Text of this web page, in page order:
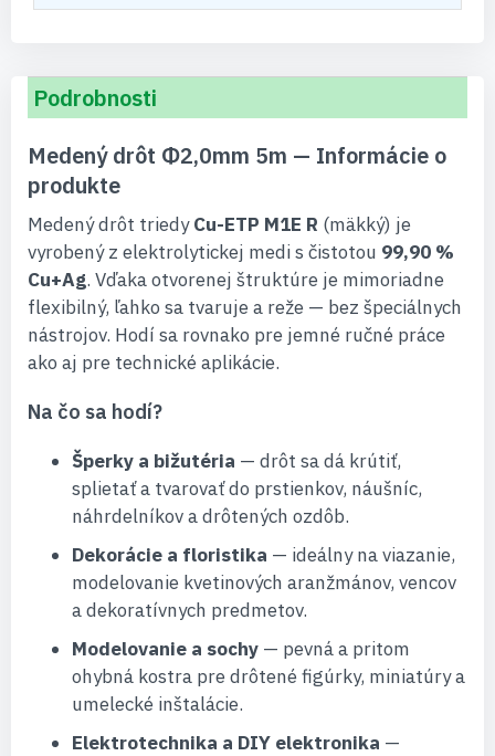
Podrobnosti
Medený drôt Φ2,0mm 5m — Informácie o
produkte
Medený drôt triedyCu-ETP M1E R (mäkký) je
vyrobený z elektrolytickej medi s čistotou 99,90 %
Cu+Ag. Vďaka otvorenej štruktúre je mimoriadne
flexibilný, ľahko sa tvaruje a reže — bez špeciálnych
nástrojov. Hodí sa rovnako pre jemné ručné práce
ako aj pre technické aplikácie.
Na čo sa hodí?
Šperky a bižutéria — drôt sa dá krútiť,
splietať a tvarovať do prstienkov, náušníc,
náhrdelníkov a drôtených ozdôb.
Dekorácie a floristika — ideálny na viazanie,
modelovanie kvetinových aranžmánov, vencov
a dekoratívnych predmetov.
Modelovanie a sochy — pevná a pritom
ohybná kostra pre drôtené figúrky, miniatúry a
umelecké inštalácie.
Elektrotechnika a DIY elektronika —